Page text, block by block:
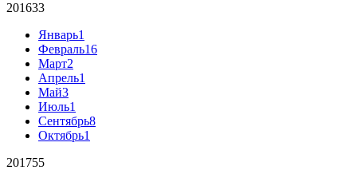
201633
Январь1
Февраль16
Март2
Апрель1
Май3
Июль1
Сентябрь8
Октябрь1
201755